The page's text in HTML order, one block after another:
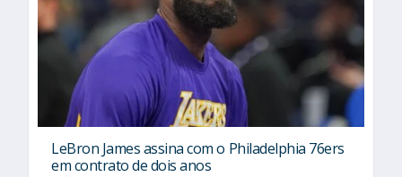
LeBron James assina com o Philadelphia 76ers
em contrato de dois anos